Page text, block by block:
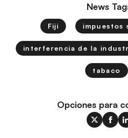
News
Fiji impuestos
interferencia de la
tabaco
Opciones para